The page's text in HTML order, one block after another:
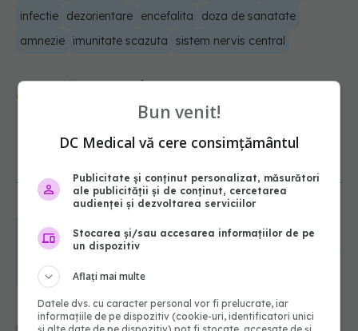
infectie
dezorientare encefalita
doza de sanatate
amnezie
imunitate scazuta sistem nervis central
Urmărește-ne și pe Google News -
o fac când își cumpără sutien. Un
Colebil și Panzcebil, blocate
temporar în farmacii. ANMDMR
Bun venit!
DC Medical vă cere consimțământul
Publicitate și conținut personalizat, măsurători
ale publicității și de conținut, cercetarea
audienței și dezvoltarea serviciilor
Stocarea și/sau accesarea informațiilor de pe
un dispozitiv
Aflați mai multe
Datele dvs. cu caracter personal vor fi prelucrate, iar
informațiile de pe dispozitiv (cookie-uri, identificatori unici